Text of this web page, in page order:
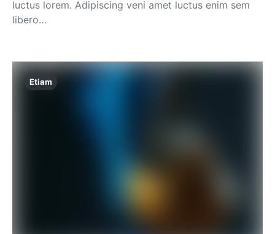
luctus lorem. Adipiscing veni amet luctus enim sem
libero…
Etiam